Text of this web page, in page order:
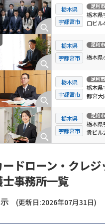
栃木県
宇都宮市
足利
栃木県
口ビル
栃木県
宇都宮市
足利
栃木県
栃木県
宇都宮市
足利
栃木県
都宮大
栃木県
宇都宮市
足利
栃木県
貴ビル
ドローン・クレジ
事務所一覧
(更新日:2026年07月31日)